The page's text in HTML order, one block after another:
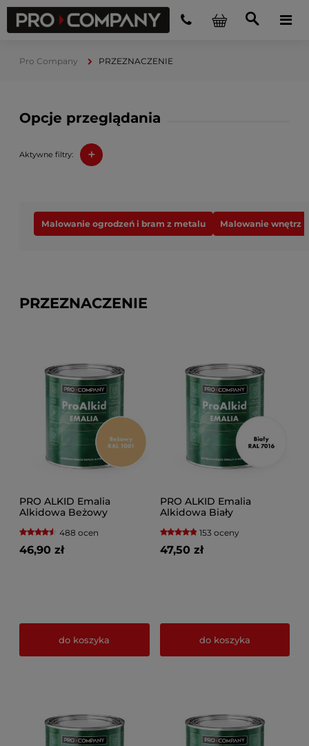
Pro Company PRZEZNACZENIE
Opcje przeglądania
Aktywne filtry: +
Malowanie ogrodzeń i bram z metalu Malowanie wnętrz
PRZEZNACZENIE
PRO ALKID Emalia
Alkidowa Beżowy
488 ocen
46,90 zł
do koszyka
PRO ALKID Emalia
Alkidowa Biały
153 oceny
47,50 zł
do koszyka